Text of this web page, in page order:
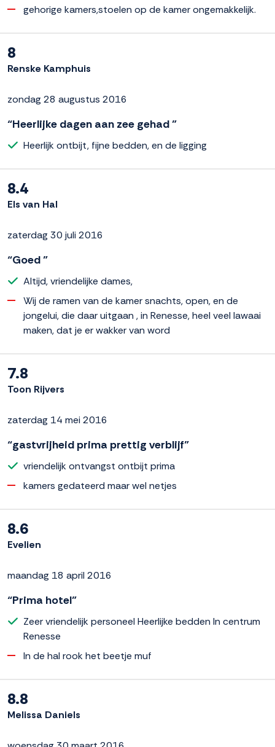
gehorige kamers,stoelen op de kamer ongemakkelijk.
8
Renske Kamphuis
zondag 28 augustus 2016
“Heerlijke dagen aan zee gehad ”
Heerlijk ontbijt, fijne bedden, en de ligging
8.4
Els van Hal
zaterdag 30 juli 2016
“Goed ”
Altijd, vriendelijke dames,
Wij de ramen van de kamer snachts, open, en de
jongelui, die daar uitgaan , in Renesse, heel veel lawaai
maken, dat je er wakker van word
7.8
Toon Rijvers
zaterdag 14 mei 2016
“gastvrijheid prima prettig verblijf”
vriendelijk ontvangst ontbijt prima
kamers gedateerd maar wel netjes
8.6
Evelien
maandag 18 april 2016
“Prima hotel”
Zeer vriendelijk personeel Heerlijke bedden In centrum
Renesse
In de hal rook het beetje muf
8.8
Melissa Daniels